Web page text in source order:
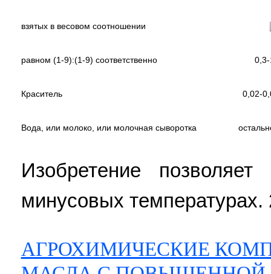
взятых в весовом соотношении
равном (1-9):(1-9) соответственно
Краситель 0,02-
Вода, или молоко, или молочная сыворотка
Изобретение
минусовых
АГРОХИМИЧЕСКИЕ